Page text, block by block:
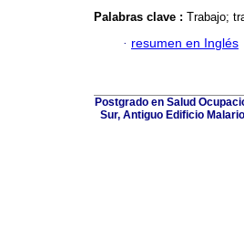
Palabras clave : Trabajo;
· resumen en Inglés
Postgrado en Salud
Sur, Antiguo Edificio